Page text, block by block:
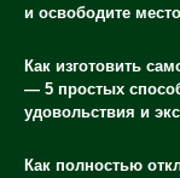
и освободите
Как изготовить
— 5 простых
удовольствия и
Как полностью